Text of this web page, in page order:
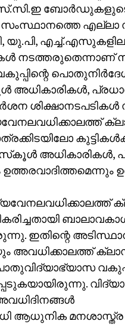
ബോര്‍ഡുകളുടെ
എല്ലാ
നടത്തരുതെന്നാണ്
അധികാരികള്‍,
ശിക്ഷാനടപടികള്‍
അധികാരികള്‍,
ഇതിന്റെ
അവധിക്കാലത്ത്
ആധുനിക